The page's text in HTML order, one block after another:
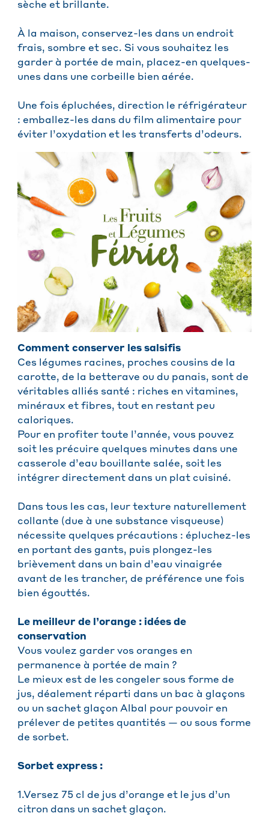
sèche et brillante.
À la maison, conservez-les dans un endroit
frais, sombre et sec. Si vous souhaitez les
garder à portée de main, placez-en quelques-
unes dans une corbeille bien aérée.
Une fois épluchées, direction le réfrigérateur
: emballez-les dans du film alimentaire pour
éviter l’oxydation et les transferts d’odeurs.
Comment conserver les salsifis
Ces légumes racines, proches cousins de la
carotte, de la betterave ou du panais, sont de
véritables alliés santé : riches en vitamines,
minéraux et fibres, tout en restant peu
caloriques.
Pour en profiter toute l’année, vous pouvez
soit les précuire quelques minutes dans une
casserole d’eau bouillante salée, soit les
intégrer directement dans un plat cuisiné.
Dans tous les cas, leur texture naturellement
collante (due à une substance visqueuse)
nécessite quelques précautions : épluchez-les
en portant des gants, puis plongez-les
brièvement dans un bain d’eau vinaigrée
avant de les trancher, de préférence une fois
bien égouttés.
Le meilleur de l’orange : idées de
conservation
Vous voulez garder vos oranges en
permanence à portée de main ?
Le mieux est de les congeler sous forme de
jus, déalement réparti dans un bac à glaçons
ou un sachet glaçon Albal pour pouvoir en
prélever de petites quantités — ou sous forme
de sorbet.
Sorbet express :
1.Versez 75 cl de jus d’orange et le jus d’un
citron dans un sachet glaçon.